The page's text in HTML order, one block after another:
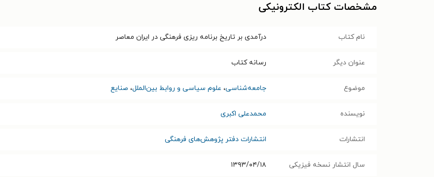
مشخصات کتاب الکترونیکی
نام کتاب درآمدی بر تاریخ برنامه ریزی فرهنگی در ایران معاصر
عنوان دیگر رسانه کتاب
موضوع جامعه‌شناسی، علوم سیاسی و روابط بین‌الملل، صنایع
نویسنده محمدعلی اکبری
انتشارات انتشارات دفتر پژوهش‌های فرهنگی
سال انتشار نسخه فیزیکی ۱۳۹۳/۰۴/۱۸